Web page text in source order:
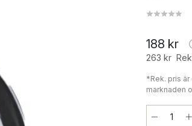
188 kr
263 kr
*Rek. pris
marknaden